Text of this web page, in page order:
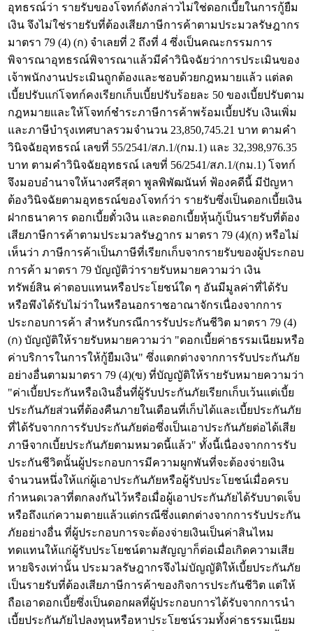
อุทธรณ์ว่า รายรับของโจทก์ดังกล่าวไม่ใช่ดอกเบี้ยในการกู้ยืม
เงิน จึงไม่ใช่รายรับที่ต้องเสียภาษีการค้าตามประมวลรัษฎากร
มาตรา 79 (4) (ก) จำเลยที่ 2 ถึงที่ 4 ซึ่งเป็นคณะกรรมการ
พิจารณาอุทธรณ์พิจารณาแล้วมีคำวินิจฉัยว่าการประเมินของ
เจ้าพนักงานประเมินถูกต้องและชอบด้วยกฎหมายแล้ว แต่ลด
เบี้ยปรับแก่โจทก์คงเรียกเก็บเบี้ยปรับร้อยละ 50 ของเบี้ยปรับตาม
กฎหมายและให้โจทก์ชำระภาษีการค้าพร้อมเบี้ยปรับ เงินเพิ่ม
และภาษีบำรุงเทศบาลรวมจำนวน 23,850,745.21 บาท ตามคำ
วินิจฉัยอุทธรณ์ เลขที่ 55/2541/สภ.1/(กม.1) และ 32,398,976.35
บาท ตามคำวินิจฉัยอุทธรณ์ เลขที่ 56/2541/สภ.1/(กม.1) โจทก์
จึงมอบอำนาจให้นางศรีสุดา พูลพิพัฒนันท์ ฟ้องคดีนี้ มีปัญหา
ต้องวินิจฉัยตามอุทธรณ์ของโจทก์ว่า รายรับซึ่งเป็นดอกเบี้ยเงิน
ฝากธนาคาร ดอกเบี้ยตั๋วเงิน และดอกเบี้ยหุ้นกู้เป็นรายรับที่ต้อง
เสียภาษีการค้าตามประมวลรัษฎากร มาตรา 79 (4)(ก) หรือไม่
เห็นว่า ภาษีการค้าเป็นภาษีที่เรียกเก็บจากรายรับของผู้ประกอบ
การค้า มาตรา 79 บัญญัติว่ารายรับหมายความว่า เงิน
ทรัพย์สิน ค่าตอบแทนหรือประโยชน์ใด ๆ อันมีมูลค่าที่ได้รับ
หรือพึงได้รับไม่ว่าในหรือนอกราชอาณาจักรเนื่องจากการ
ประกอบการค้า สำหรับกรณีการรับประกันชีวิต มาตรา 79 (4)
(ก) บัญญัติให้รายรับหมายความว่า "ดอกเบี้ยค่าธรรมเนียมหรือ
ค่าบริการในการให้กู้ยืมเงิน" ซึ่งแตกต่างจากการรับประกันภัย
อย่างอื่นตามมาตรา 79 (4)(ข) ที่บัญญัติให้รายรับหมายความว่า
"ค่าเบี้ยประกันหรือเงินอื่นที่ผู้รับประกันภัยเรียกเก็บเว้นแต่เบี้ย
ประกันภัยส่วนที่ต้องคืนภายในเดือนที่เก็บได้และเบี้ยประกันภัย
ที่ได้รับจากการรับประกันภัยต่อซึ่งเป็นเอาประกันภัยต่อได้เสีย
ภาษีจากเบี้ยประกันภัยตามหมวดนี้แล้ว" ทั้งนี้เนื่องจากการรับ
ประกันชีวิตนั้นผู้ประกอบการมีความผูกพันที่จะต้องจ่ายเงิน
จำนวนหนึ่งให้แก่ผู้เอาประกันภัยหรือผู้รับประโยชน์เมื่อครบ
กำหนดเวลาที่ตกลงกันไว้หรือเมื่อผู้เอาประกันภัยได้รับบาดเจ็บ
หรือถึงแก่ความตายแล้วแต่กรณีซึ่งแตกต่างจากการรับประกัน
ภัยอย่างอื่น ที่ผู้ประกอบการจะต้องจ่ายเงินเป็นค่าสินไหม
ทดแทนให้แก่ผู้รับประโยชน์ตามสัญญาก็ต่อเมื่อเกิดความเสีย
หายจิรงเท่านั้น ประมวลรัษฎากรจึงไม่บัญญัติให้เบี้ยประกันภัย
เป็นรายรับที่ต้องเสียภาษีการค้าของกิจการประกันชีวิต แต่ให้
ถือเอาดอกเบี้ยซึ่งเป็นดอกผลที่ผู้ประกอบการได้รับจากการนำ
เบี้ยประกันภัยไปลงทุนหรือหาประโยชน์รวมทั้งค่าธรรมเนียม